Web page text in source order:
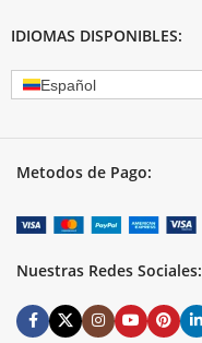
IDIOMAS DISPONIBLES:
Español
Metodos de Pago:
Nuestras Redes Sociales: